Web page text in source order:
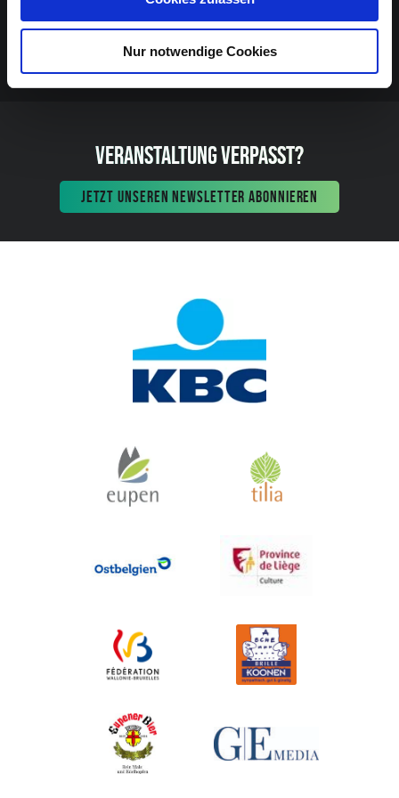
Nur notwendige Cookies
VERANSTALTUNG VERPASST?
JETZT UNSEREN NEWSLETTER ABONNIEREN